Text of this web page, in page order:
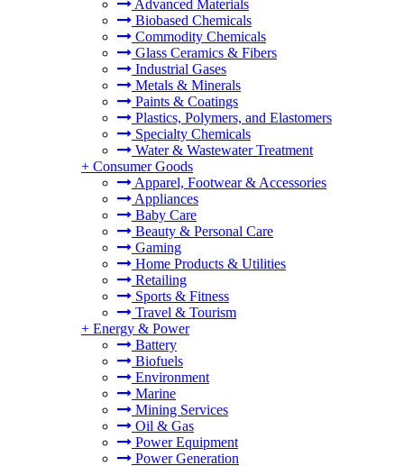
Advanced Materials
Biobased Chemicals
Commodity Chemicals
Glass Ceramics & Fibers
Industrial Gases
Metals & Minerals
Paints & Coatings
Plastics, Polymers, and Elastomers
Specialty Chemicals
Water & Wastewater Treatment
+ Consumer Goods
Apparel, Footwear & Accessories
Appliances
Baby Care
Beauty & Personal Care
Gaming
Home Products & Utilities
Retailing
Sports & Fitness
Travel & Tourism
+ Energy & Power
Battery
Biofuels
Environment
Marine
Mining Services
Oil & Gas
Power Equipment
Power Generation